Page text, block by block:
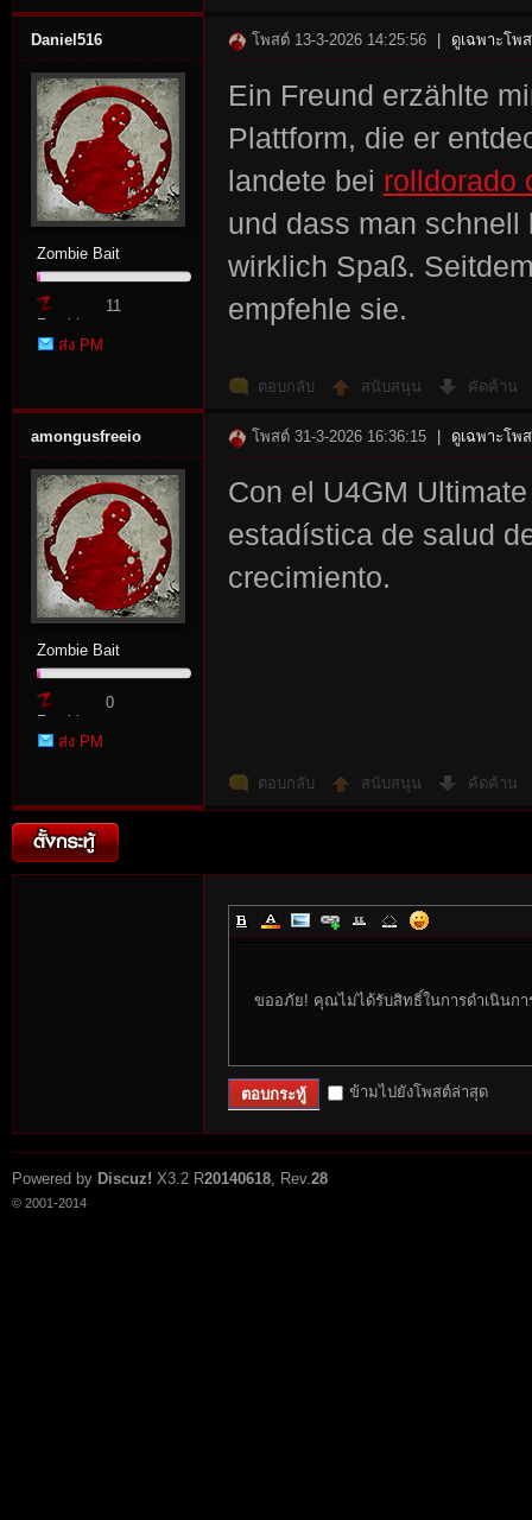
Daniel516
Zombie Bait
Zombie
Point
11
ส่ง PM
โพสต์ 13-3-2026 14:25:56 ดูเฉพาะโพ
Ein Freund erzählte
Plattform, die er
landete bei rolldorado
und dass man
wirklich Spaß.
empfehle sie.
ตอบกลับ สนับสนุน คัดค้าน
amongusfreeio
Zombie Bait
Zombie
Point
0
ส่ง PM
โพสต์ 31-3-2026 16:36:15 ดูเฉพาะโพ
Con el U4GM
estadística de salud
crecimiento.
ตอบกลับ สนับสนุน คัดค้าน
ขออภัย! คุณไม่ได้รับสิทธิ์ในการดำเนินก
ตอบกระทู้ ข้ามไปยังโพสต์ล่าสุด
Powered by Discuz! X3.2 R20140618, Rev.28
© 2001-2014